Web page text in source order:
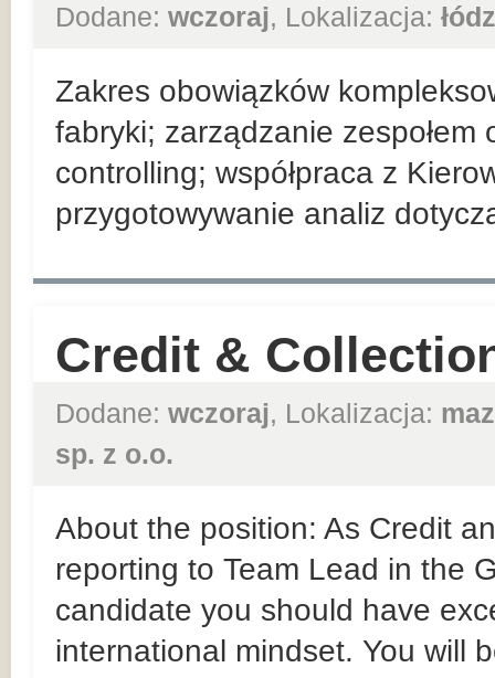
Dodane: wczoraj, Lokalizacja:
Zakres obowiązków
fabryki; zarządzanie
controlling; współpraca z
przygotowywanie analiz
Credit &
Dodane: wczoraj, Lokalizacja:
sp. z o.o.
About the position: As Credit
reporting to Team Lead in the
candidate you should have
international mindset. You will